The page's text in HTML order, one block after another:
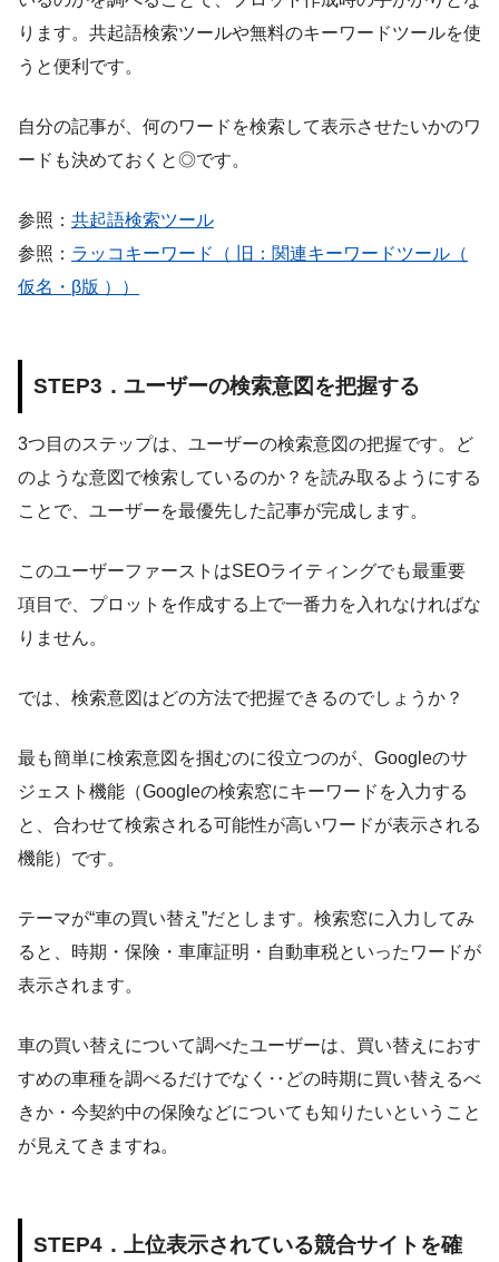
ります。共起語検索ツールや無料のキーワードツールを使
うと便利です。
自分の記事が、何のワードを検索して表示させたいかのワ
ードも決めておくと◎です。
参照： 共起語検索ツール
参照： ラッコキーワード（ 旧：関連キーワードツール（
仮名・β版 ））
STEP3．ユーザーの検索意図を把握する
3つ目のステップは、ユーザーの検索意図の把握です。ど
のような意図で検索しているのか？を読み取るようにする
ことで、ユーザーを最優先した記事が完成します。
このユーザーファーストはSEOライティングでも最重要
項目で、プロットを作成する上で一番力を入れなければな
りません。
では、検索意図はどの方法で把握できるのでしょうか？
最も簡単に検索意図を掴むのに役立つのが、Googleのサ
ジェスト機能（Googleの検索窓にキーワードを入力する
と、合わせて検索される可能性が高いワードが表示される
機能）です。
テーマが“車の買い替え”だとします。検索窓に入力してみ
ると、時期・保険・車庫証明・自動車税といったワードが
表示されます。
車の買い替えについて調べたユーザーは、買い替えにおす
すめの車種を調べるだけでなく‥どの時期に買い替えるべ
きか・今契約中の保険などについても知りたいということ
が見えてきますね。
STEP4．上位表示されている競合サイトを確